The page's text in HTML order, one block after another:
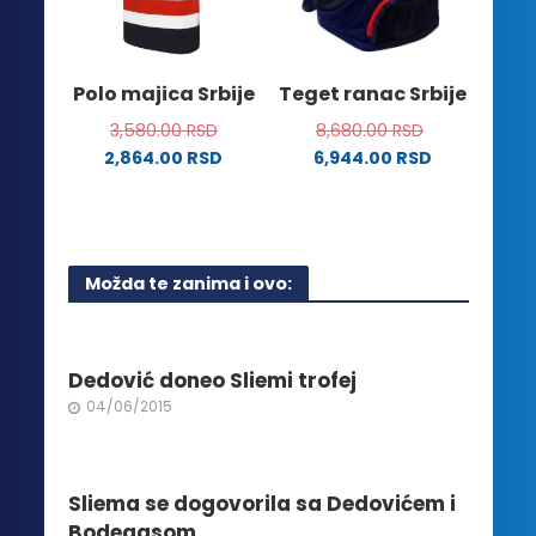
biti
izabrane
stranici
proizvoda.
izabrane
na
proizvoda.
Polo majica Srbije
3,580.00RSD
2,864.00 RSD
više
varijanti.
biti
izabrane
Teget ranac Srbije
8,680.00RSD
6,944.00 RSD
Možda te zanima i ovo:
Dedović doneo Sliemi trofej
04/06/2015
Sliema se dogovorila sa Dedovićem i